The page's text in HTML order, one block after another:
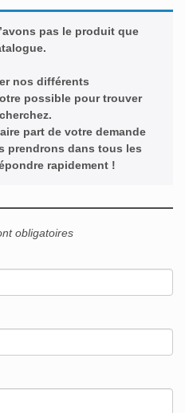
pas le produit que
nos différents
possible pour trouver
part de votre demande
prendrons dans tous les
rapidement !
obligatoires